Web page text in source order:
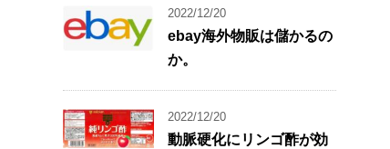
2022/12/20
ebay海外物販は儲かるの
か。
2022/12/20
動脈硬化にリンゴ酢が効